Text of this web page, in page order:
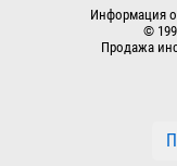
ДоставкаИнформация о
©
Продажа